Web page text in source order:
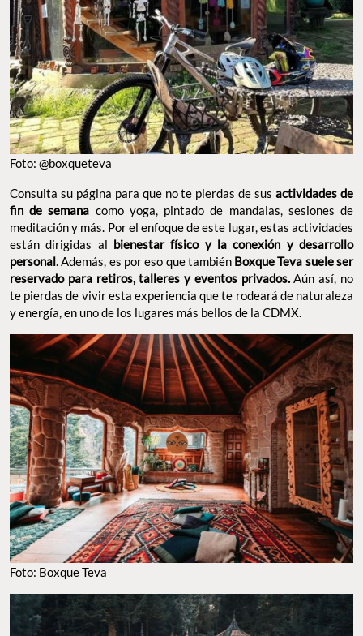
Foto: @boxqueteva
Consulta su página para que no te pierdas de sus actividades de
fin de semana como yoga, pintado de mandalas, sesiones de
meditación y más. Por el enfoque de este lugar, estas actividades
están dirigidas al bienestar físico y la conexión y desarrollo
personal . Además, es por eso que también Boxque Teva suele ser
reservado para retiros, talleres y eventos privados.Aún así, no
te pierdas de vivir esta experiencia que te rodeará de naturaleza
y energía, en uno de los lugares más bellos de la CDMX.
Foto: Boxque Teva